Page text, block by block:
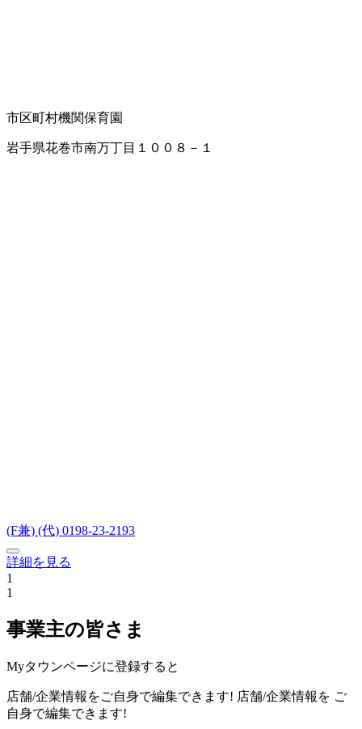
市区町村機関保育園
岩手県花巻市南万丁目１００８－１
(F兼) (代) 0198-23-2193
詳細を見る
1
1
事業主の皆さま
Myタウンページに登録すると
店舗/企業情報をご自身で編集できます! 店舗/企業情報を ご
自身で編集できます!